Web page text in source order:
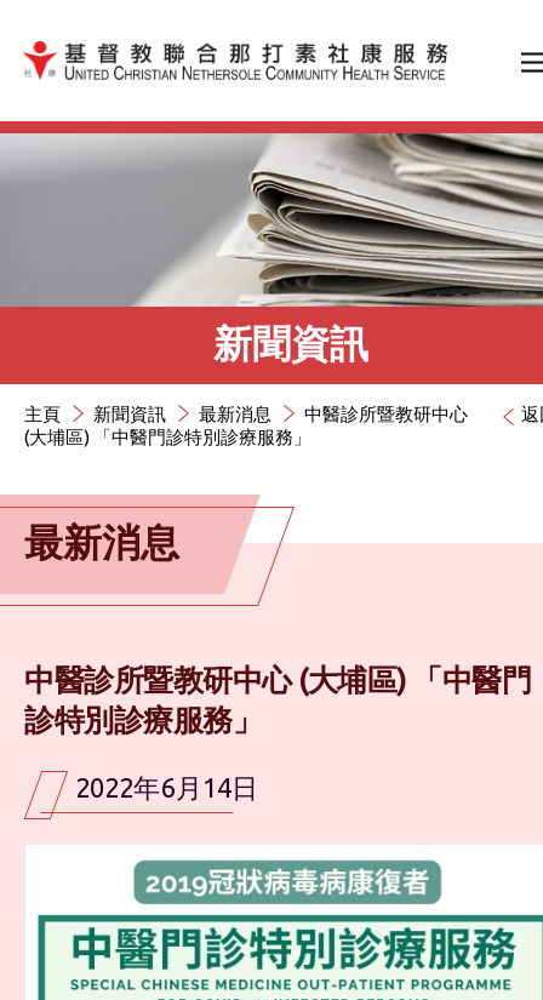
跳到內容（按輸入鍵）
新聞資訊
返
主頁 新聞資訊 最新消息
中醫診所暨教研中心
(大埔區) 「中醫門診特別診療服務」
最新消息
中醫診所暨教研中心 (大埔區) 「中醫門
診特別診療服務」
2022年6月14日